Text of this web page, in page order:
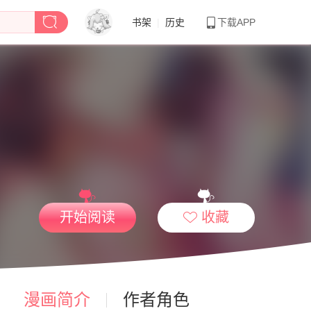
书架 历史 下载APP
开始阅读 收藏
漫画简介 作者角色